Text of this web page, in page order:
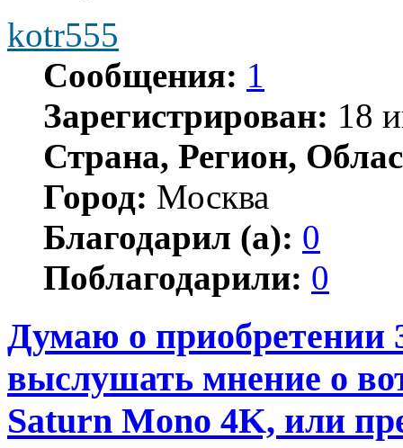
kotr555
Сообщения: 1
Зарегистрирован: 18
Страна, Регион,
Город: Москва
Благодарил (а): 0
Поблагодарили: 0
Думаю о приобретении
выслушать мнение о
Saturn Mono 4K, или